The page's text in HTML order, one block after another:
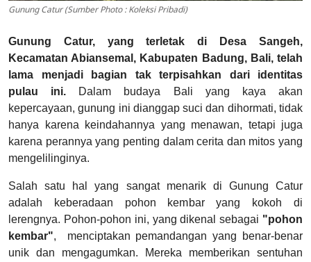
Gunung Catur (Sumber Photo : Koleksi Pribadi)
Gunung Catur, yang terletak di Desa Sangeh,
Kecamatan Abiansemal, Kabupaten Badung, Bali, telah
lama menjadi bagian tak terpisahkan dari identitas
pulau ini. Dalam budaya Bali yang kaya akan
kepercayaan, gunung ini dianggap suci dan dihormati, tidak
hanya karena keindahannya yang menawan, tetapi juga
karena perannya yang penting dalam cerita dan mitos yang
mengelilinginya.
Salah satu hal yang sangat menarik di Gunung Catur
adalah keberadaan pohon kembar yang kokoh di
lerengnya. Pohon-pohon ini, yang dikenal sebagai "pohon
kembar", menciptakan pemandangan yang benar-benar
unik dan mengagumkan. Mereka memberikan sentuhan